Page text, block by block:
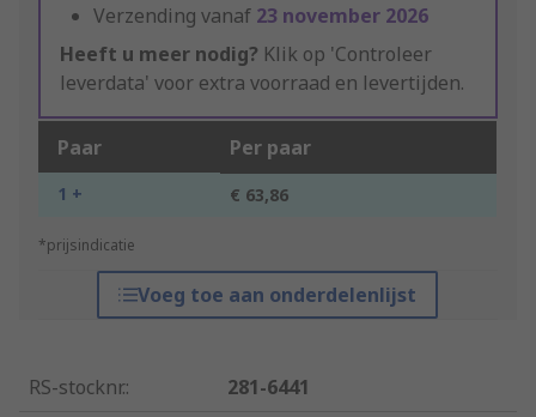
Verzending vanaf 23 november 2026
Heeft u meer nodig? Klik op 'Controleer
leverdata' voor extra voorraad en levertijden.
Paar Per paar
1 + € 63,86
*prijsindicatie
Voeg toe aan onderdelenlijst
RS-stocknr.:
281-6441